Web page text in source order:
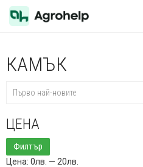
КАМЪК
Първо най-новите
ЦЕНА
Минимална
цена
Максимална
цена
Филтър
Цена: 0лв. — 20лв.